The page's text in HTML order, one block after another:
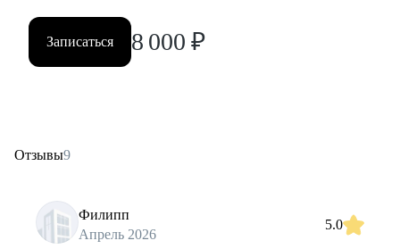
Записаться 8 000 ₽
Отзывы9
Филипп
Апрель 2026
5.0